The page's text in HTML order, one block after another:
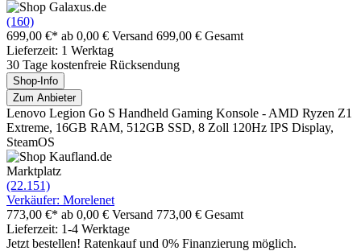
(160)
699,00 €* ab 0,00 € Versand 699,00 € Gesamt
Lieferzeit: 1 Werktag
30 Tage kostenfreie Rücksendung
Shop-Info
Zum Anbieter
Lenovo Legion Go S Handheld Gaming Konsole - AMD Ryzen Z1
Extreme, 16GB RAM, 512GB SSD, 8 Zoll 120Hz IPS Display,
SteamOS
Marktplatz
(22.151)
Verkäufer: Morelenet
773,00 €* ab 0,00 € Versand 773,00 € Gesamt
Lieferzeit: 1-4 Werktage
Jetzt bestellen! Ratenkauf und 0% Finanzierung möglich.